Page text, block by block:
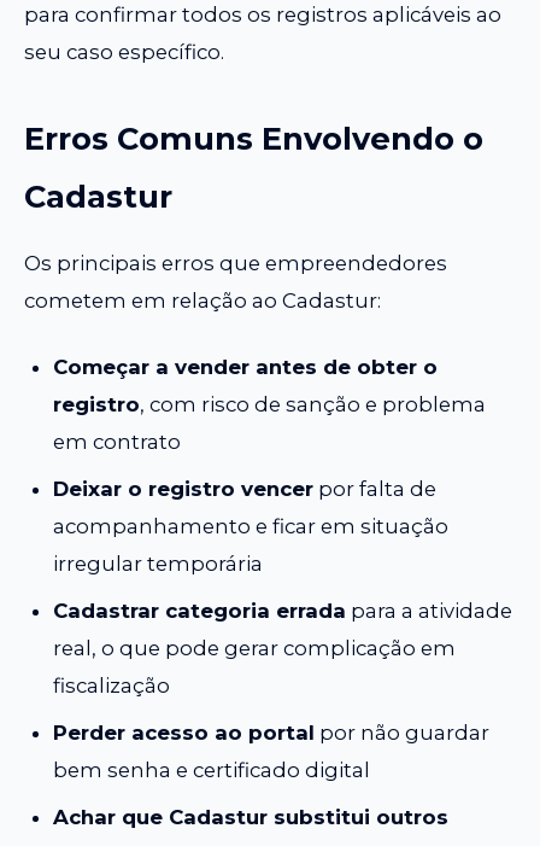
para confirmar todos os registros aplicáveis ao
seu caso específico.
Erros Comuns Envolvendo o
Cadastur
Os principais erros que empreendedores
cometem em relação ao Cadastur:
Começar a vender antes de obter o
registro, com risco de sanção e problema
em contrato
Deixar o registro vencer por falta de
acompanhamento e ficar em situação
irregular temporária
Cadastrar categoria errada para a atividade
real, o que pode gerar complicação em
fiscalização
Perder acesso ao portal por não guardar
bem senha e certificado digital
Achar que Cadastur substitui outros